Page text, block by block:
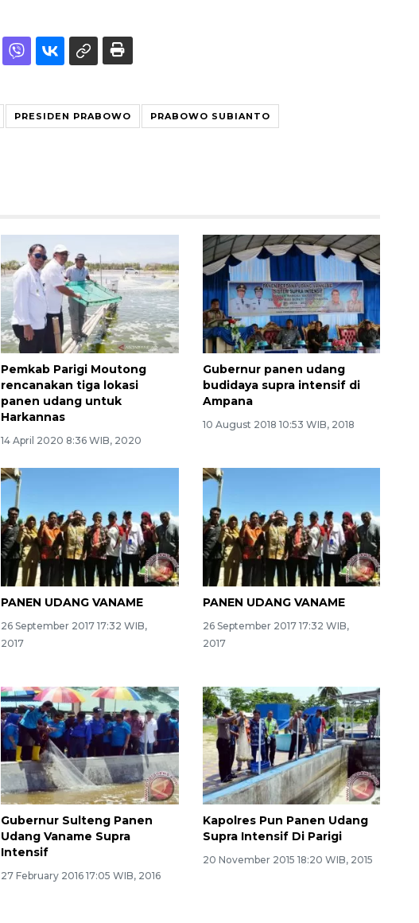
PRESIDEN PRABOWO PRABOWO SUBIANTO
Pemkab Parigi Moutong
rencanakan tiga lokasi
panen udang untuk
Harkannas
14 April 2020 8:36 WIB, 2020
Gubernur panen udang
budidaya supra intensif di
Ampana
10 August 2018 10:53 WIB, 2018
PANEN UDANG VANAME
26 September 2017 17:32 WIB,
2017
PANEN UDANG VANAME
26 September 2017 17:32 WIB,
2017
Gubernur Sulteng Panen
Udang Vaname Supra
Intensif
27 February 2016 17:05 WIB, 2016
Kapolres Pun Panen Udang
Supra Intensif Di Parigi
20 November 2015 18:20 WIB, 2015